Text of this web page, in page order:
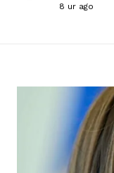
8 ur ago